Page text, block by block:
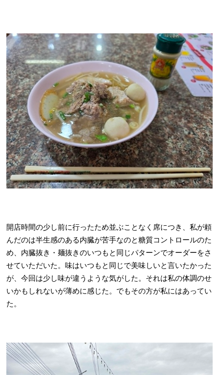
開店時間の少し前に行ったため並ぶことなく席につき、私が頼
んだのは半生感のある内臓が苦手なのと糖質コントロールのた
め、内臓抜き・麺抜きのいつもと同じパターンでオーダーをさ
せていただいた。味はいつもと同じで美味しいと言いたかった
が、今回は少し味が違うような気がした。それは私の体調のせ
いかもしれないが薄めに感じた。でもその方が私にはあってい
た。